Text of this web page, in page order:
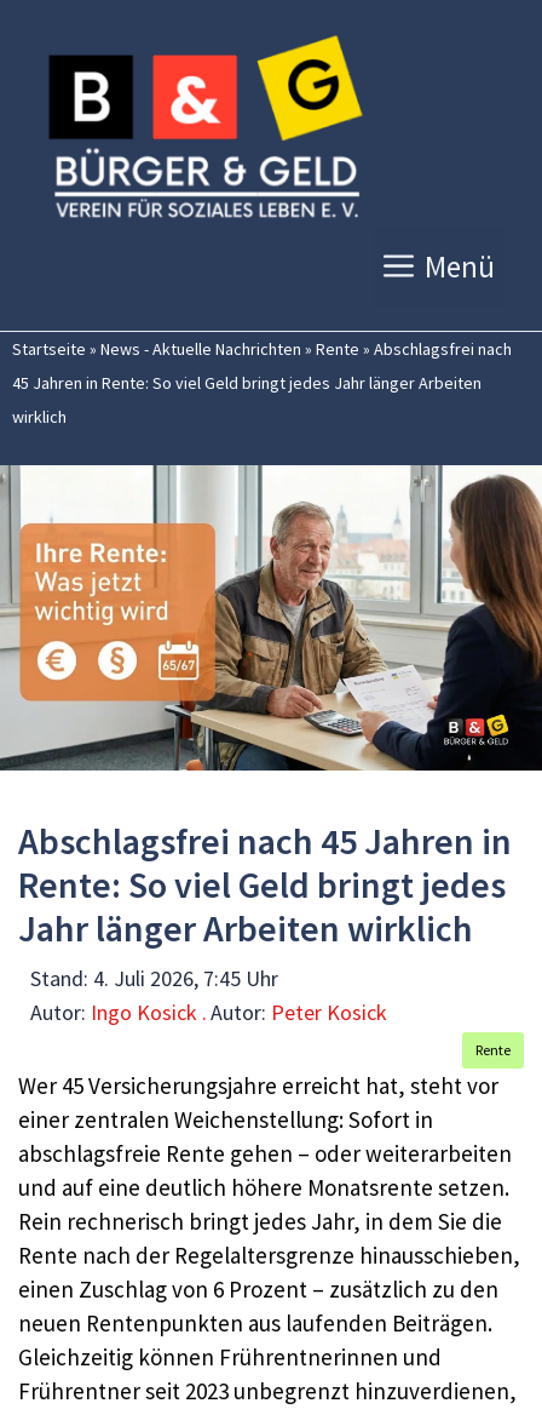
Inhalt
springen
Menü
Startseite » News - Aktuelle Nachrichten » Rente » Abschlagsfrei nach
45 Jahren in Rente: So viel Geld bringt jedes Jahr länger Arbeiten
wirklich
Abschlagsfrei nach 45 Jahren in
Rente: So viel Geld bringt jedes
Jahr länger Arbeiten wirklich
Stand: 4. Juli 2026, 7:45 Uhr
Autor: Ingo Kosick .Autor: Peter Kosick
Rente
Wer 45 Versicherungsjahre erreicht hat, steht vor
einer zentralen Weichenstellung: Sofort in
abschlagsfreie Rente gehen – oder weiterarbeiten
und auf eine deutlich höhere Monatsrente setzen.
Rein rechnerisch bringt jedes Jahr, in dem Sie die
Rente nach der Regelaltersgrenze hinausschieben,
einen Zuschlag von 6 Prozent – zusätzlich zu den
neuen Rentenpunkten aus laufenden Beiträgen.
Gleichzeitig können Frührentnerinnen und
Frührentner seit 2023 unbegrenzt hinzuverdienen,